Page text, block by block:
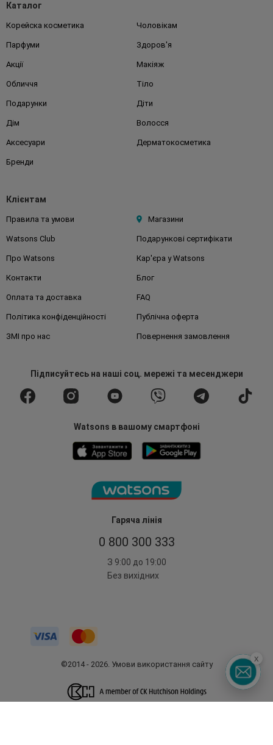
Гаряча лінія
0 800 300 333
З 9:00 до 19:00
Без вихідних
Каталог
Корейска косметика Чоловікам
Парфуми Здоров'я
Акції Макіяж
Обличчя Тіло
Подарунки Діти
Дім Волосся
Аксесуари Дерматокосметика
Бренди
Клієнтам
Правила та умови Магазини
Watsons Club Подарункові сертифікати
Про Watsons Кар'єра у Watsons
Контакти Блог
Оплата та доставка FAQ
Політика конфіденційності Публічна оферта
ЗМІ про нас Повернення замовлення
Підписуйтесьна наші соц. мережі та месенджери
Watsons в вашому смартфоні
©2014 - 2026. Умови використання сайту
x